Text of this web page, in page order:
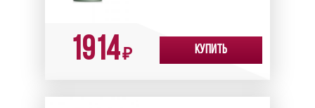
1914₽ Купить